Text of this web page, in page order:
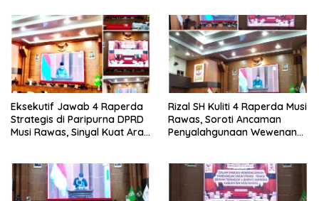
Eksekutif Jawab 4 Raperda
Strategis di Paripurna DPRD
Musi Rawas, Sinyal Kuat Arah
Rizal SH Kuliti 4 Raperda Musi
Rawas, Soroti Ancaman
Penyalahgunaan Wewenang